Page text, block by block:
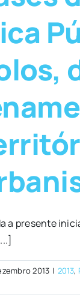
a presente
2013 | 2013,